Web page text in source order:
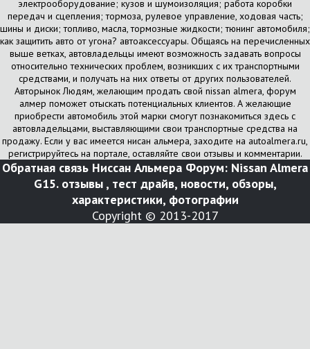
электрооборудование; кузов и шумоизоляция; работа коробки
передач и сцепления; тормоза, рулевое управление, ходовая часть;
шины и диски; топливо, масла, тормозные жидкости; тюнинг автомобиля;
как защитить авто от угона? автоаксессуары. Общаясь на перечисленных
выше ветках, автовладельцы имеют возможность задавать вопросы
относительно технических проблем, возникших с их транспортными
средствами, и получать на них ответы от других пользователей.
Авторынок Людям, желающим продать свой nissan almera, форум
алмер поможет отыскать потенциальных клиентов. А желающие
приобрести автомобиль этой марки смогут познакомиться здесь с
автовладельцами, выставляющими свои транспортные средства на
продажу. Если у вас имеется нисан альмера, заходите на autoalmera.ru,
регистрируйтесь на портале, оставляйте свои отзывы и комментарии.
Обратная связь Ниссан Альмера Форум: Nissan Almera
G15. отзывы , тест драйв, новости, обзоры,
характеристики, фотографии
Copyright © 2013-2017